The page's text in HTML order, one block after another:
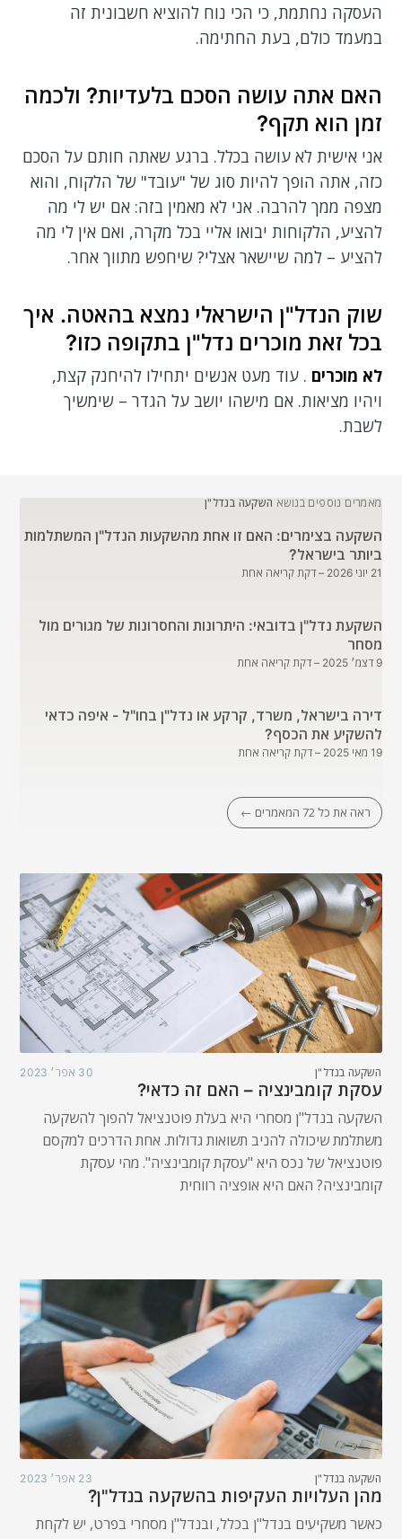
העסקה נחתמת, כי הכי נוח להוציא חשבונית זה
במעמד כולם, בעת החתימה.
האם אתה עושה הסכם בלעדיות? ולכמה
זמן הוא תקף?
אני אישית לא עושה בכלל. ברגע שאתה חותם על הסכם
כזה, אתה הופך להיות סוג של "עובד" של הלקוח, והוא
מצפה ממך להרבה. אני לא מאמין בזה: אם יש לי מה
להציע, הלקוחות יבואו אליי בכל מקרה, ואם אין לי מה
להציע – למה שיישאר אצלי? שיחפש מתווך אחר.
שוק הנדל"ן הישראלי נמצא בהאטה. איך
בכל זאת מוכרים נדל"ן בתקופה כזו?
לא מוכרים . עוד מעט אנשים יתחילו להיחנק קצת,
ויהיו מציאות. אם מישהו יושב על הגדר – שימשיך
לשבת.
מאמרים נוספים בנושא השקעה בנדל"ן
השקעה בצימרים: האם זו אחת מהשקעות הנדל"ן המשתלמות
ביותר בישראל?
21 יוני 2026 – דקת קריאה אחת
השקעת נדל"ן בדובאי: היתרונות והחסרונות של מגורים מול
מסחר
9 דצמ׳ 2025 – דקת קריאה אחת
דירה בישראל, משרד, קרקע או נדל"ן בחו"ל - איפה כדאי
להשקיע את הכסף?
19 מאי 2025 – דקת קריאה אחת
ראה את כל 72 המאמרים ←
השקעה בנדל"ן 30 אפר׳ 2023
עסקת קומבינציה – האם זה כדאי?
השקעה בנדל"ן מסחרי היא בעלת פוטנציאל להפוך להשקעה
משתלמת שיכולה להניב תשואות גדולות. אחת הדרכים למקסם
פוטנציאל של נכס היא "עסקת קומבינציה". מהי עסקת
קומבינציה? האם היא אופציה רווחית
השקעה בנדל"ן 23 אפר׳ 2023
מהן העלויות העקיפות בהשקעה בנדל"ן?
כאשר משקיעים בנדל"ן בכלל, ובנדל"ן מסחרי בפרט, יש לקחת